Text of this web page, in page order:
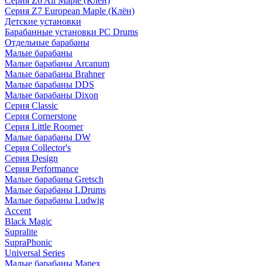
Серия Z7 European Maple (Клён)
Детские установки
Барабанные установки PC Drums
Отдельные барабаны
Малые барабаны
Малые барабаны Arcanum
Малые барабаны Brahner
Малые барабаны DDS
Малые барабаны Dixon
Серия Classic
Серия Cornerstone
Серия Little Roomer
Малые барабаны DW
Серия Collector's
Серия Design
Серия Performance
Малые барабаны Gretsch
Малые барабаны LDrums
Малые барабаны Ludwig
Accent
Black Magic
Supralite
SupraPhonic
Universal Series
Малые барабаны Mapex